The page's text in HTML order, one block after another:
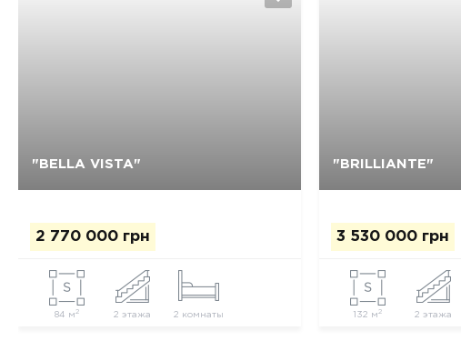
"BELLA VISTA"
2 770 000 грн
84 м2 2 этажа 2 комнаты
Да, удалить "BRILLIANTE"
3 530 000 грн
132 м2 2 этажа
Да, удалить